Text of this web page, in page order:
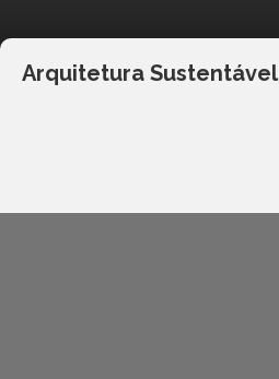
Arquitetura Sustentável